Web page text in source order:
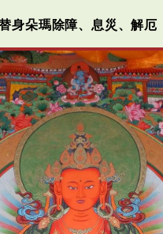
朵瑪除障、息災、解厄